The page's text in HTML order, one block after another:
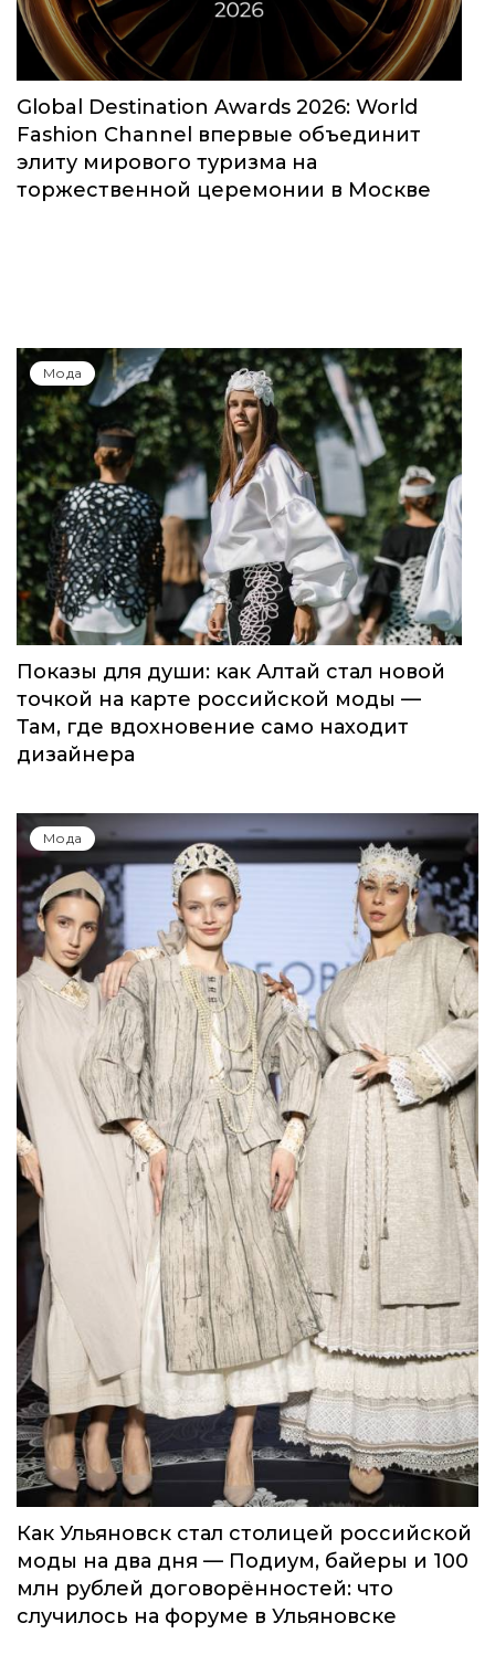
Global Destination Awards 2026: World
Fashion Channel впервые объединит
элиту мирового туризма на
торжественной церемонии в Москве
Мода
Показы для души: как Алтай стал новой
точкой на карте российской моды —
Там, где вдохновение само находит
дизайнера
Мода
Как Ульяновск стал столицей российской
моды на два дня — Подиум, байеры и 100
млн рублей договорённостей: что
случилось на форуме в Ульяновске